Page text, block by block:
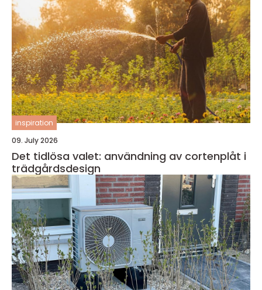
inspiration
09. July 2026
Det tidlösa valet: användning av cortenplåt i
trädgårdsdesign